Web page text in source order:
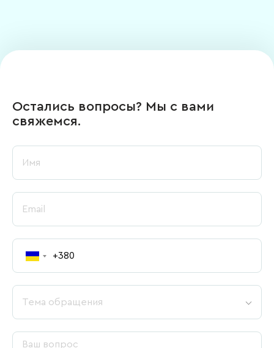
Остались вопросы? Мы с вами
свяжемся.
Тема обращения